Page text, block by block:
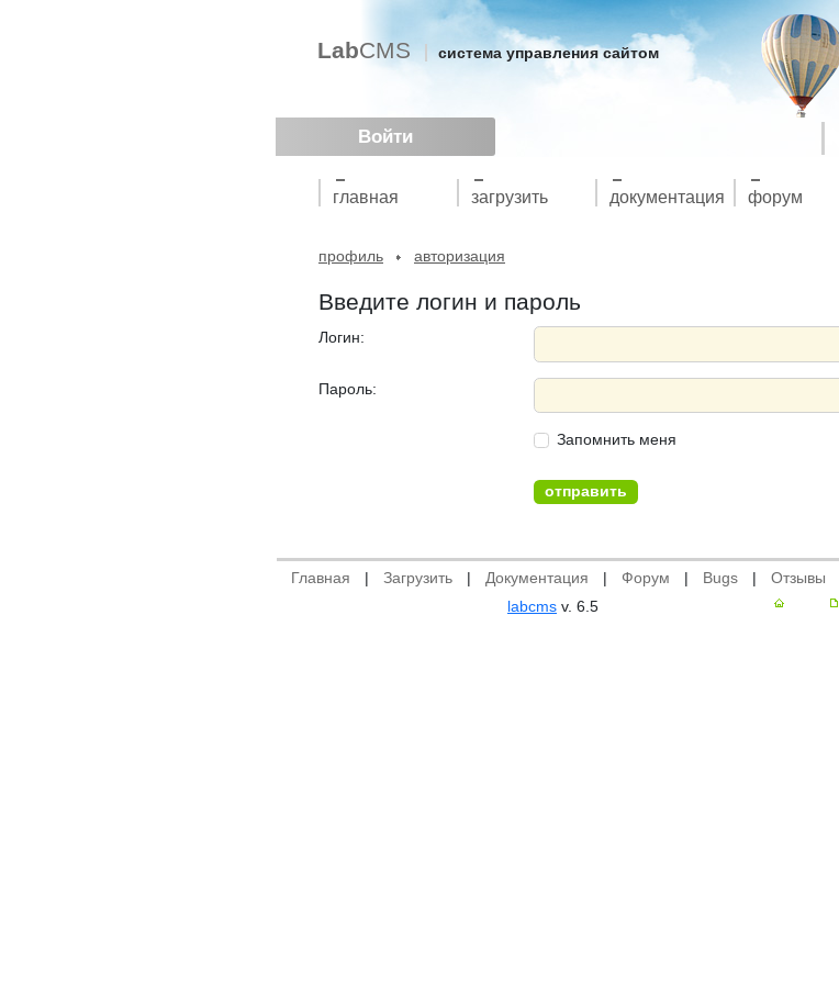
Войти
LabCMS система управления сайтом
главная загрузить документация форум
профиль авторизация
Введите логин и пароль
Логин:
Пароль:
Запомнить меня
Главная | Загрузить | Документация | Форум | Bugs | Отзывы
labcms v. 6.5